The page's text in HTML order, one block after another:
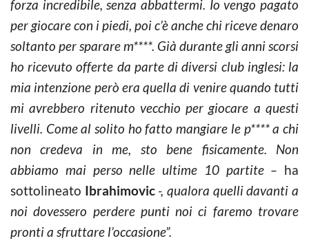
forza incredibile, senza abbattermi. Io vengo pagato
per giocare con i piedi, poi c’è anche chi riceve denaro
soltanto per sparare m****. Già durante gli anni scorsi
ho ricevuto offerte da parte di diversi club inglesi: la
mia intenzione però era quella di venire quando tutti
mi avrebbero ritenuto vecchio per giocare a questi
livelli. Come al solito ho fatto mangiare le p**** a chi
non credeva in me, sto bene fisicamente. Non
abbiamo mai perso nelle ultime 10 partite – ha
sottolineato Ibrahimovic-, qualora quelli davanti a
noi dovessero perdere punti noi ci faremo trovare
pronti a sfruttare l’occasione”.